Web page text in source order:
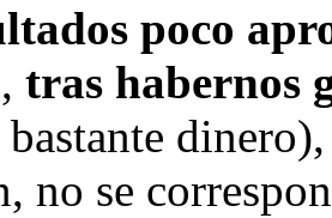
poco
tras habernos
bastante
no se